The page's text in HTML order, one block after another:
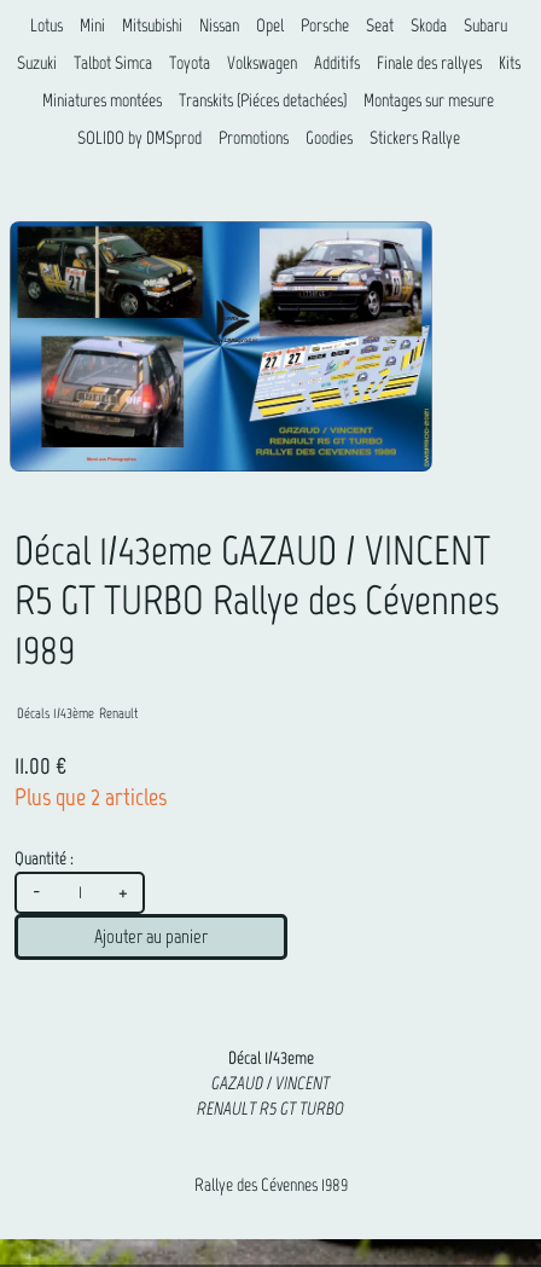
Lotus
Mini Mitsubishi Nissan Opel Porsche Seat Skoda
Subaru
Suzuki
Talbot Simca Toyota Volkswagen Additifs Finale des rallyes
Kits
Miniatures montées
Transkits (Piéces detachées)
Montages sur mesure
SOLIDO by DMSprod
Promotions Goodies Stickers Rallye
Décal 1/43eme GAZAUD / VINCENT
R5 GT TURBO Rallye des Cévennes
1989
Décals 1/43ème Renault
11.00 €
Plus que 2 articles
Quantité :
- +
Ajouter au panier
Décal 1/43eme
GAZAUD / VINCENT
RENAULT R5 GT TURBO
Rallye des Cévennes 1989